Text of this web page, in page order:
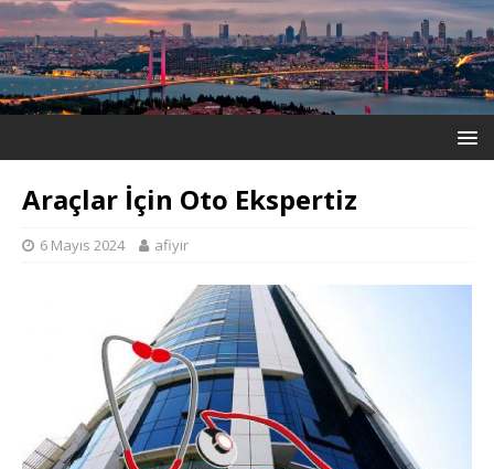
Araçlar İçin Oto Ekspertiz
6 Mayıs 2024 afiyir